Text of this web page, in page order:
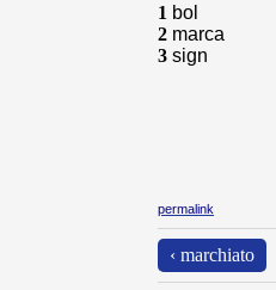
1 bol
2 marca
3 sign
permalink
‹ marchiato